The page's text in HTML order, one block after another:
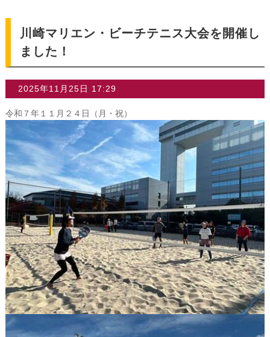
川崎マリエン・ビーチテニス大会を開催し
ました！
2025年11月25日 17:29
令和７年１１月２４日（月・祝）